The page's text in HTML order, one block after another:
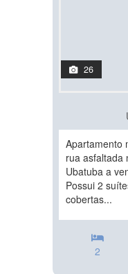
26
Apartamento
rua asfaltada
Ubatuba a
Possui 2
cobertas...
2